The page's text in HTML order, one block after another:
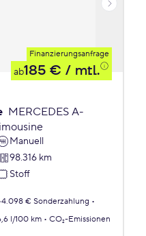
Finanzierungsanfrage
ab185 € / mtl.
MERCEDES A-
Manuell
98.316 km
Stoff
4.098 € Sonderzahlung
l/100 km
CO₂-Emissionen